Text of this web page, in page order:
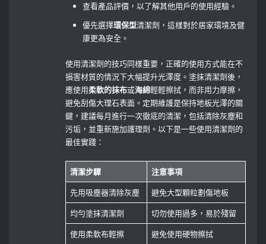
查看產品評價，以了解其他用戶的使用經驗。
優先選擇環保型清潔劑，這樣對於居家環境及健
康更為安全。
使用清潔劑的技巧同樣重要，正確的使用方式能在不
損害材質的情況下大幅提升光澤度。塗抹清潔劑後，
應使用柔軟的抹布或海綿輕輕擦拭，而非用力摩擦，
避免刮傷大理石表面。定期維護是保持地板光澤的關
鍵，建議每月進行一次徹底的清潔，包括清除灰塵和
污垢，並重新施加護理劑。以下是一些使用清潔劑的
最佳實踐：
清潔步驟
注意事項
先用吸塵器清除灰塵
避免大型顆粒劃傷地板
均勻塗抹清潔劑
切勿使用過多，易於殘留
使用柔軟布輕擦
避免使用硬物擦拭